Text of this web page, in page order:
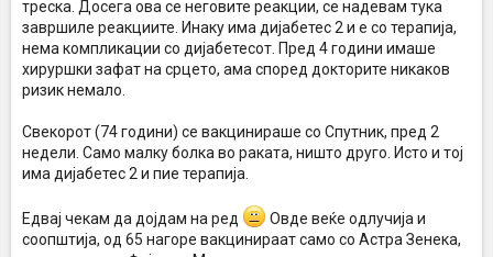
треска. Досега ова се неговите реакции, се надевам тука
завршиле реакциите. Инаку има дијабетес 2 и е со терапија,
нема компликации со дијабетесот. Пред 4 години имаше
хируршки зафат на срцето, ама според докторите никаков
ризик немало.
Свекорот (74 години) се вакцинираше со Спутник, пред 2
недели. Само малку болка во раката, ништо друго. Исто и тој
има дијабетес 2 и пие терапија.
Едвај чекам да дојдам на ред
Овде веќе одлучија и
соопштија, од 65 нагоре вакцинираат само со Астра Зенека,